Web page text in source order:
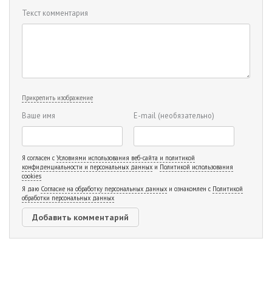
Текст комментария
Прикрепить изображение
Ваше имя E-mail (необязательно)
Я согласен с Условиями использования веб-сайта и политикой
конфиденциальности и персональных данных и Политикой использования
cookies
Я даю Согласие на обработку персональных данных и ознакомлен с Политикой
обработки персональных данных